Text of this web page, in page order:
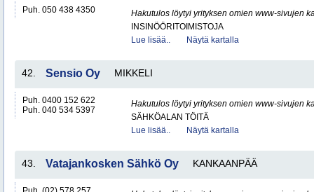
Puh. 050 438 4350
Hakutulos löytyi yrityksen omien www-sivujen
INSINÖÖRITOIMISTOJA
Lue lisää..
Näytä kartalla
42. Sensio Oy MIKKELI
Puh. 0400 152 622
Puh. 040 534 5397
Hakutulos löytyi yrityksen omien www-sivujen
SÄHKÖALAN TÖITÄ
Lue lisää..
Näytä kartalla
43. Vatajankosken Sähkö Oy KANKAANPÄÄ